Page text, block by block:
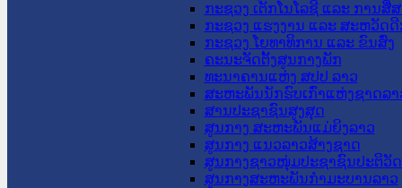
ກະຊວງ ເຕັກໂນໂລຊີ ແລະ ການສື່
ກະຊວງ ແຮງງານ ແລະ ສະຫວັດ
ກະຊວງ ໂຍທາທິການ ແລະ ຂົນສົ່ງ
ຄະນະຈັດຕັ້ງສູນກາງພັກ
ທະນາຄານແຫ່ງ ສປປ ລາວ
ສະຫະພັນນັກຮົບເກົ່າແຫ່ງຊາດລາ
ສານປະຊາຊົນສູງສຸດ
ສູນກາງ ສະຫະພັນແມ່ຍິງລາວ
ສູນກາງ ແນວລາວສ້າງຊາດ
ສູນກາງຊາວໜຸ່ມປະຊາຊົນປະຕິວັ
ສູນກາງສະຫະພັນກຳມະບານລາວ